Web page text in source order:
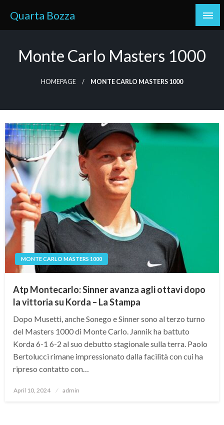
content
Quarta Bozza
Monte Carlo Masters 1000
HOMEPAGE MONTE CARLO MASTERS 1000
MONTE CARLO MASTERS 1000
Atp Montecarlo: Sinner avanza agli ottavi dopo
la vittoria su Korda – La Stampa
Dopo Musetti, anche Sonego e Sinner sono al terzo turno
del Masters 1000 di Monte Carlo. Jannik ha battuto
Korda 6-1 6-2 al suo debutto stagionale sulla terra. Paolo
Bertolucci rimane impressionato dalla facilità con cui ha
ripreso contatto con…
Posted
April 10, 2024 admin